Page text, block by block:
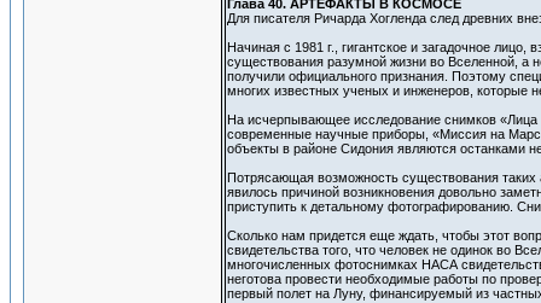
Глава 40. АРТЕФАКТЫ В КОСМОСЕ
Для писателя Ричарда Хогленда след древних
Начиная с 1981 г., гигантское и загадочное
существования разумной жизни во Вселенной, а
получили официального признания. Поэтому
многих известных ученых и инженеров, которые
На исчерпывающее исследование снимков
современные научные приборы, «Миссия на
объекты в районе Сидония являются останками
Потрясающая возможность существования
явилось причиной возникновения довольно
приступить к детальному фотографированию.
Сколько нам придется еще ждать, чтобы этот
свидетельства того, что человек не одинок во
многочисленных фотоснимках НАСА
неготова провести необходимые работы по
первый полет на Луну, финансируемый из